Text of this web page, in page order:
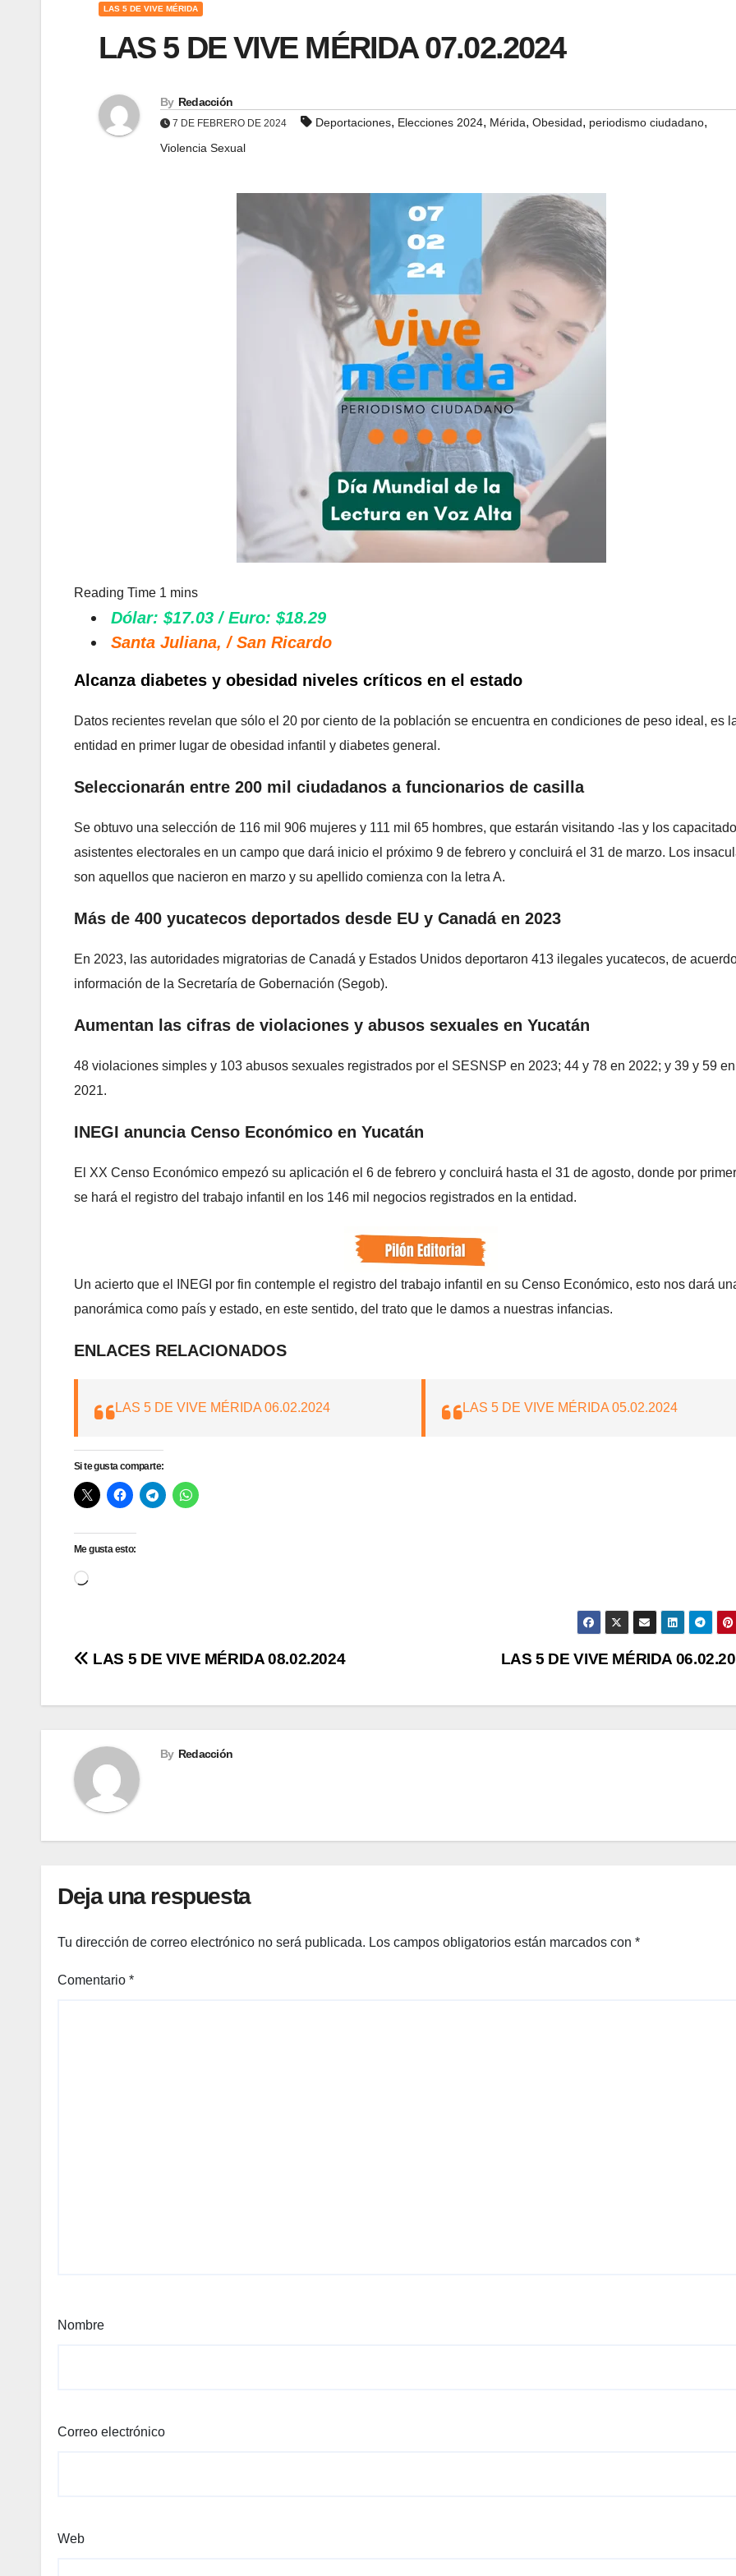
LAS 5 DE VIVE MÉRIDA
LAS 5 DE VIVE MÉRIDA 07.02.2024
By Redacción
7 DE FEBRERO DE 2024 Deportaciones, Elecciones 2024, Mérida, Obesidad, periodismo ciudadano,
Violencia Sexual
Dólar: $17.03 / Euro: $18.29
Santa Juliana, / San Ricardo
Alcanza diabetes y obesidad niveles críticos en el estado
Datos recientes revelan que sólo el 20 por ciento de la población se encuentra en condiciones de peso ideal, es
entidad en primer lugar de obesidad infantil y diabetes general.
Seleccionarán entre 200 mil ciudadanos a funcionarios de casilla
Se obtuvo una selección de 116 mil 906 mujeres y 111 mil 65 hombres, que estarán visitando -las y los
asistentes electorales en un campo que dará inicio el próximo 9 de febrero y concluirá el 31 de marzo. Los
son aquellos que nacieron en marzo y su apellido comienza con la letra A.
Más de 400 yucatecos deportados desde EU y Canadá en 2023
En 2023, las autoridades migratorias de Canadá y Estados Unidos deportaron 413 ilegales yucatecos, de
información de la Secretaría de Gobernación (Segob).
Aumentan las cifras de violaciones y abusos sexuales en Yucatán
48 violaciones simples y 103 abusos sexuales registrados por el SESNSP en 2023; 44 y 78 en 2022; y 39 y 59 en
2021.
INEGI anuncia Censo Económico en Yucatán
El XX Censo Económico empezó su aplicación el 6 de febrero y concluirá hasta el 31 de agosto, donde por
se hará el registro del trabajo infantil en los 146 mil negocios registrados en la entidad.
Un acierto que el INEGI por fin contemple el registro del trabajo infantil en su Censo Económico, esto nos dará
panorámica como país y estado, en este sentido, del trato que le damos a nuestras infancias.
ENLACES RELACIONADOS
LAS 5 DE VIVE MÉRIDA 06.02.2024 LAS 5 DE VIVE MÉRIDA 05.02.2024
Si te gusta comparte:
Me gusta esto:
Cargando...
Navegación
de
LAS 5 DE VIVE MÉRIDA
LAS 5 DE VIVE MÉRIDA 08.02.2024
By Redacción
Deja una respuesta
Tu dirección de correo electrónico no será publicada. Los campos obligatorios están marcados con *
Comentario *
Nombre
Correo electrónico
Web